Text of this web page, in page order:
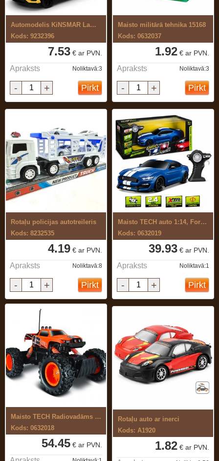
Automodelis KiNSMAR Lamborghini Urus ...
Kods: 9232396
7.53 € ar PVN.
Apraksts Noliktavā:3
- + Pirkt
Maisto militārā tehnika 15168
Kods: 0632037
1.92 € ar PVN.
Apraksts Noliktavā:3
- + Pirkt
Rotaļu policijas autotreileris
Kods: 8232535
4.19 € ar PVN.
Apraksts Noliktavā:8
- + Pirkt
Maisto TECH auto 1:14, Ford Shelby ...
Kods: 0632019
39.93 € ar PVN.
Apraksts Noliktavā:1
- + Pirkt
Maisto TECH Radiovadāms rotaļu auto ...
Kods: 0632018
54.45 € ar PVN.
Rotaļu auto ar inerci
Kods: A1920
1.82 € ar PVN.